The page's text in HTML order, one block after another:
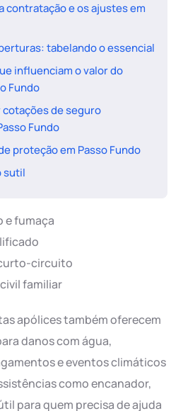
contratação e os ajustes em
tabelando o essencial
influenciam o valor do
Fundo
cotações de seguro
Fundo
proteção em Passo Fundo
sutil
e fumaça
circuito
familiar
apólices também oferecem
danos com água,
e eventos climáticos
como encanador,
para quem precisa de ajuda